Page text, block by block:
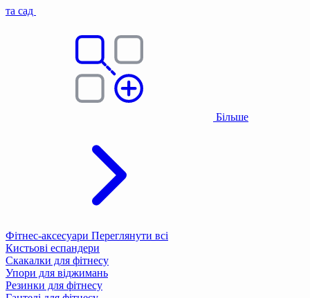
та сад
Більше
Фітнес-аксесуари Переглянути всі
Кистьові еспандери
Скакалки для фітнесу
Упори для віджимань
Резинки для фітнесу